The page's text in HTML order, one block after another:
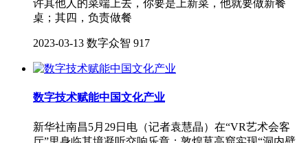
许其他人的菜端上去，你要是上新菜，他就要做新餐
桌；其四，负责做餐
2023-03-13 数字众智 917
数字技术赋能中国文化产业
新华社南昌5月29日电（记者袁慧晶）在“VR艺术会客